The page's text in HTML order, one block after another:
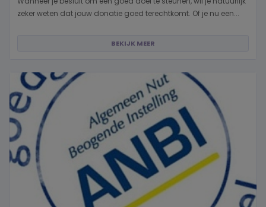
zeker weten dat jouw donatie goed terechtkomt. Of je nu een...
BEKIJK MEER